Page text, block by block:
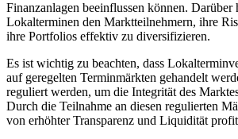
Finanzanlagen beeinflussen können. Darüber
Lokalterminen den Marktteilnehmern, ihre
ihre Portfolios effektiv zu diversifizieren.
Es ist wichtig zu beachten, dass
auf geregelten Terminmärkten gehandelt
reguliert werden, um die Integrität des
Durch die Teilnahme an diesen regulierten
von erhöhter Transparenz und Liquidität